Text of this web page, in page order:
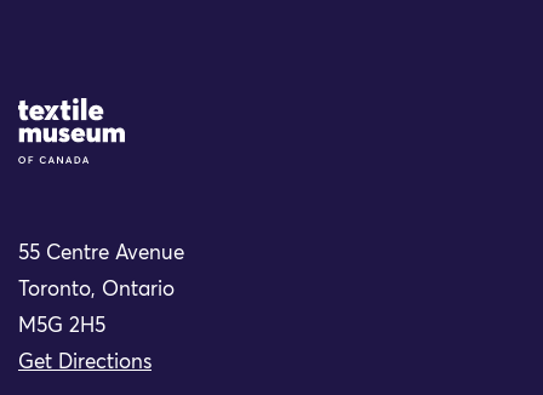
Site Logo
55 Centre Avenue
Toronto, Ontario
M5G 2H5
Get Directions